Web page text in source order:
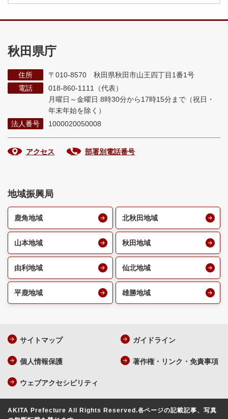
秋田県庁
住所
〒010-8570 秋田県秋田市山王四丁目1番1号
電話
018-860-1111（代表）
月曜日～金曜日 8時30分から17時15分まで （祝日・
年末年始を除く）
法人番号
1000020050008
アクセス 部署別電話番号
地域振興局
鹿角地域 北秋田地域
山本地域 秋田地域
由利地域 仙北地域
平鹿地域 雄勝地域
サイトマップ ガイドライン
個人情報保護 著作権・リンク・免責事項
ウェブアクセシビリティ
AKITA Prefecture All Rights Reserved.各ページの記載記事、写真